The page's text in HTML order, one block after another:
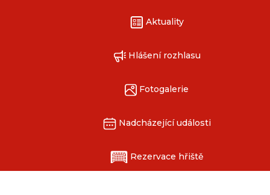
Aktuality
Hlášení rozhlasu
Fotogalerie
Nadcházející události
Rezervace hřiště